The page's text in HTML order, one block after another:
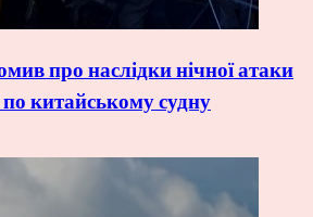
про наслідки нічної атаки
китайському судну